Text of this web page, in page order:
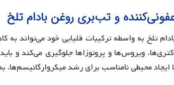
و تب‌بری روغن بادام تلخ
تلخ به واسطه ترکیبات قلیایی خود می‌تواند
ویروس‌ها و پروتوزا‌ها جلوگیری می‌کند و
ایجاد محیطی نامناسب برای رشد میکروارگانیسم‌ها،